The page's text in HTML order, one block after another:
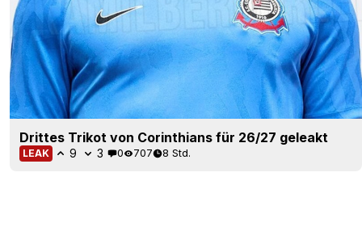
Drittes Trikot von Corinthians für 26/27 geleakt
LEAK 9 3 0 707 8 Std.